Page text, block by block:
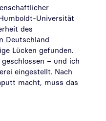
Universität
des
Deutschland
Lücken gefunden.
– und ich
eingestellt. Nach
macht, muss das